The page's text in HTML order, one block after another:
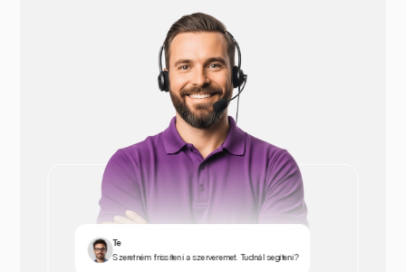
Te
Szeretném frissíteni a szerveremet. Tudnál segíteni?